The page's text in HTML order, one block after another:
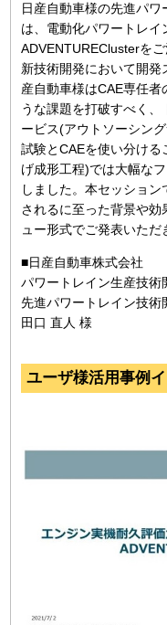
日産自動車様の先進パ
は、電動化パワートレイ
ADVENTUREClusterを
新技術開発において開発
産自動車様はCAE専任者
うな課題を打破すべく
ービス(アウトソーシン
試験とCAEを使い分け
げ成形工程)では大幅な
しました。本セッショ
されるに至った背景や
ュー形式でご発表いただ
■日産自動車株式会社
パワートレイン生産技術
先進パワートレイン技術
田口 直人 様
ユーザ様活用事例